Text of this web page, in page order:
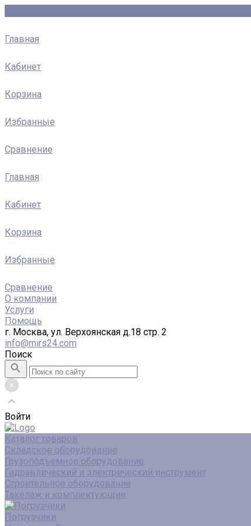
Главная
Кабинет
Корзина
Избранные
Сравнение
Главная
Кабинет
Корзина
Избранные
Сравнение
О компании
Услуги
Помощь
г. Москва, ул. Верхоянская д.18 стр. 2
info@mirs24.com
Поиск
Войти
Каталог товаров
Складское оборудование
Грузоподъемное оборудование
Гидравлический и электрический инструмент
Строительное оборудование
Такелаж и комплектующие
Погрузчики